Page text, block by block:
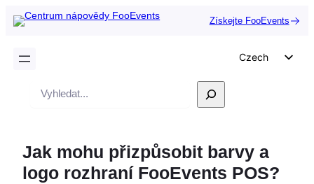
Získejte FooEvents
Czech
Spanish
Italian
Vyhledávání
Jak mohu přizpůsobit barvy a
logo rozhraní FooEvents POS?